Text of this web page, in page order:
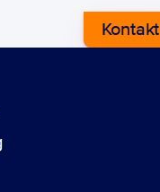
Kontakt